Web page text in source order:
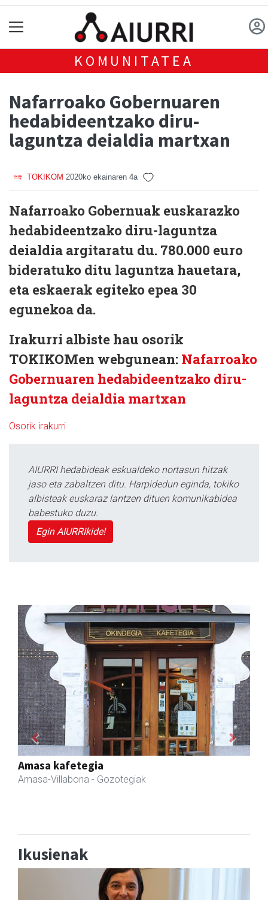
KOMUNITATEA
Nafarroako Gobernuaren
hedabideentzako diru-
laguntza deialdia martxan
TOKIKOM 2020ko ekainaren 4a
Nafarroako Gobernuak euskarazko
hedabideentzako diru-laguntza
deialdia argitaratu du. 780.000 euro
bideratuko ditu laguntza hauetara,
eta eskaerak egiteko epea 30
egunekoa da.
Irakurri albiste hau osorik
TOKIKOMen webgunean: Nafarroako
Gobernuaren hedabideentzako diru-
laguntza deialdia martxan
Osorik irakurri
AIURRI hedabideak eskualdeko nortasun hitzak
jaso eta zabaltzen ditu. Harpidedun eginda, tokiko
albisteak euskaraz lantzen dituen komunikabidea
babestuko duzu.
Egin AIURRIkide!
Previous